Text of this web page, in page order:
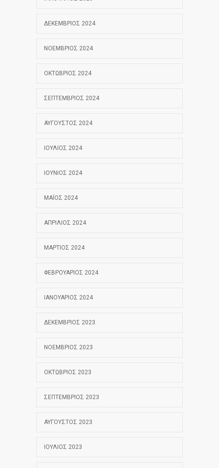
ΔΕΚΈΜΒΡΙΟΣ 2024
ΝΟΈΜΒΡΙΟΣ 2024
ΟΚΤΏΒΡΙΟΣ 2024
ΣΕΠΤΈΜΒΡΙΟΣ 2024
ΑΎΓΟΥΣΤΟΣ 2024
ΙΟΎΛΙΟΣ 2024
ΙΟΎΝΙΟΣ 2024
ΜΆΙΟΣ 2024
ΑΠΡΊΛΙΟΣ 2024
ΜΆΡΤΙΟΣ 2024
ΦΕΒΡΟΥΆΡΙΟΣ 2024
ΙΑΝΟΥΆΡΙΟΣ 2024
ΔΕΚΈΜΒΡΙΟΣ 2023
ΝΟΈΜΒΡΙΟΣ 2023
ΟΚΤΏΒΡΙΟΣ 2023
ΣΕΠΤΈΜΒΡΙΟΣ 2023
ΑΎΓΟΥΣΤΟΣ 2023
ΙΟΎΛΙΟΣ 2023